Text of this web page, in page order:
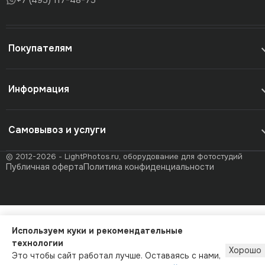
Покупателям
Информация
Самовывоз и услуги
© 2012-2026 - LightPhotos.ru, оборудование для фотостудий
Публичная офертаПолитика конфиденциальности
Используем куки и рекомендательные
технологии
Это чтобы сайт работал лучше. Оставаясь с нами,
Хорошо